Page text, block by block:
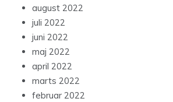
august 2022
juli 2022
juni 2022
maj 2022
april 2022
marts 2022
februar 2022